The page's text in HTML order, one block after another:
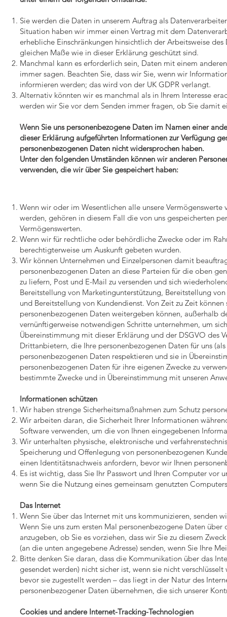
Sie werden die Daten in unserem Auftrag als
Situation haben wir immer einen Vertrag mit dem
erhebliche Einschränkungen hinsichtlich der Arbeitsweise
gleichen Maße wie in dieser Erklärung geschützt sind.
Manchmal kann es erforderlich sein, Daten mit einem
immer sagen. Beachten Sie, dass wir Sie, wenn wir
informieren werden; das wird von der UK GDPR verlangt.
Alternativ könnten wir es manchmal als in Ihrem Interesse
werden wir Sie vor dem Senden immer fragen, ob Sie damit
Wenn Sie uns personenbezogene Daten im Namen einer
dieser Erklärung aufgeführten Informationen zur Verfügung
personenbezogenen Daten nicht widersprochen haben.
Unter den folgenden Umständen können wir anderen
verwenden, die wir über Sie gespeichert haben:
Wenn wir oder im Wesentlichen alle unsere
werden, gehören in diesem Fall die von uns gespeicherten
Vermögenswerten.
Wenn wir für rechtliche oder behördliche Zwecke oder im
berechtigterweise um Auskunft gebeten wurden.
Wir können Unternehmen und Einzelpersonen damit
personenbezogenen Daten an diese Parteien für die oben
zu liefern, Post und E-Mail zu versenden und sich
Bereitstellung von Marketingunterstützung, Bereitstellung
und Bereitstellung von Kundendienst. Von Zeit zu Zeit
personenbezogenen Daten weitergeben können, außerhalb
vernünftigerweise notwendigen Schritte unternehmen, um
Übereinstimmung mit dieser Erklärung und der DSGVO des
Drittanbietern, die Ihre personenbezogenen Daten für uns
personenbezogenen Daten respektieren und sie in
personenbezogenen Daten für ihre eigenen Zwecke zu
bestimmte Zwecke und in Übereinstimmung mit unseren
Informationen schützen
Wir haben strenge Sicherheitsmaßnahmen zum Schutz
Wir arbeiten daran, die Sicherheit Ihrer Informationen
Software verwenden, um die von Ihnen eingegebenen
Wir unterhalten physische, elektronische und
Speicherung und Offenlegung von personenbezogenen
einen Identitätsnachweis anfordern, bevor wir Ihnen
Es ist wichtig, dass Sie Ihr Passwort und Ihren Computer vor
wenn Sie die Nutzung eines gemeinsam genutzten
Das Internet
Wenn Sie über das Internet mit uns kommunizieren, senden
Wenn Sie uns zum ersten Mal personenbezogene Daten
anzugeben, ob Sie es vorziehen, dass wir Sie zu diesem
(an die unten angegebene Adresse) senden, wenn Sie Ihre
Bitte denken Sie daran, dass die Kommunikation über das
gesendet werden) nicht sicher ist, wenn sie nicht
bevor sie zugestellt werden – das liegt in der Natur des
personenbezogener Daten übernehmen, die sich unserer
Cookies und andere Internet-Tracking-Technologien